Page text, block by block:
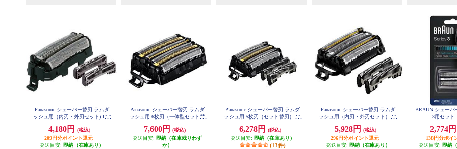
Panasonic シェーバー替刃 ラムダ
ッシュ用（内刃・外刃セット) ES9
4,180円
(税込)
209円分ポイント還元
発送目安: 即納（在庫あり）
Panasonic シェーバー替刃 ラムダ
ッシュ用 6枚刃（一体型セット替
7,600円
(税込)
発送目安: 即納（在庫残りわず
か）
Panasonic シェーバー替刃 ラムダ
ッシュ用 5枚刃（セット替刃） ES
6,278円
(税込)
発送目安: 即納（在庫あり）
(13件)
Panasonic シェーバー替刃 ラムダ
ッシュ用（内刃・外刃セット） ES
5,928円
(税込)
296円分ポイント還元
発送目安: 即納（在庫あり）
BRAUN シェーバ
3用セット
2,774円
138円分ポイ
発送目安: 即納